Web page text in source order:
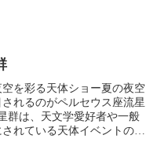
を彩る天体ショー夏の夜空
れるのがペルセウス座流星
群は、天文学愛好者や一般
れている天体イベントの一